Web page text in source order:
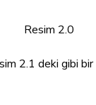
Resim 2.0
2.1 deki gibi